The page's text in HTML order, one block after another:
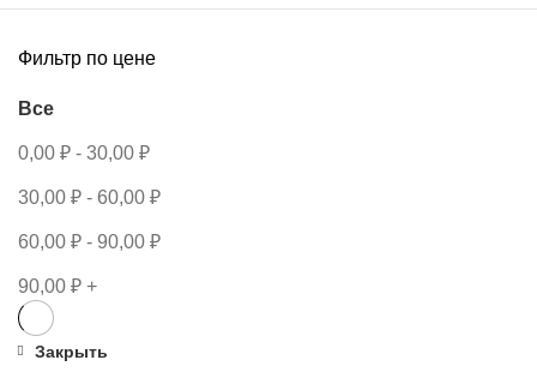
Фильтр по цене
Все
0,00 ₽ - 30,00 ₽
30,00 ₽ - 60,00 ₽
60,00 ₽ - 90,00 ₽
90,00 ₽ +
Закрыть